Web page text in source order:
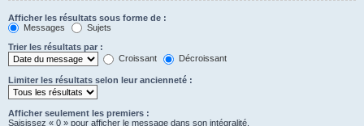
Afficher les résultats sous forme de :
Messages
Sujets
Trier les résultats par :
Croissant
Décroissant
Limiter les résultats selon leur ancienneté :
Afficher seulement les premiers :
Saisissez « 0 » pour afficher le message dans son intégralité.